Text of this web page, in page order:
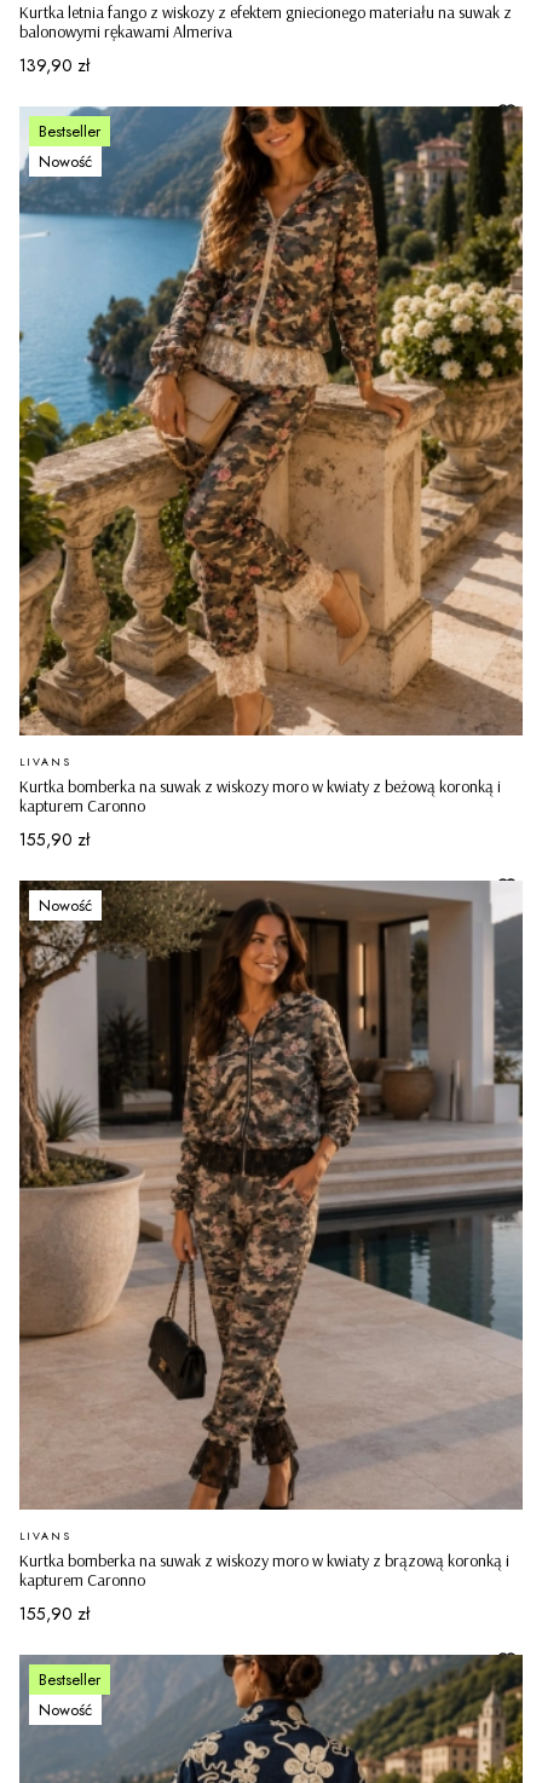
Kurtka letnia fango z wiskozy z efektem gniecionego materiału na suwak z
balonowymi rękawami Almeriva
Cena
139,90 zł
Bestseller
Nowość
Kurtka bomberka na suwak z wiskozy moro w kwiaty z beżową koronką i
kapturem Caronno
PRODUCENT
LIVANS
Cena
155,90 zł
Nowość
Kurtka bomberka na suwak z wiskozy moro w kwiaty z brązową koronką i
kapturem Caronno
PRODUCENT
LIVANS
Cena
155,90 zł
Bestseller
Nowość